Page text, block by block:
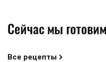
Сейчас мы готовим
Все рецепты